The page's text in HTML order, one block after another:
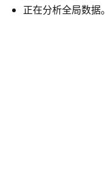
正在分析全局数据。